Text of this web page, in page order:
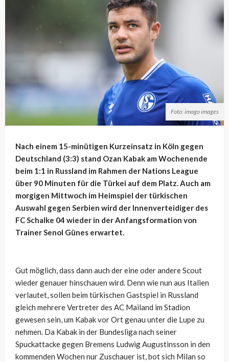
Foto: imago images
Nach einem 15-minütigen Kurzeinsatz in Köln gegen
Deutschland (3:3) stand Ozan Kabak am Wochenende
beim 1:1 in Russland im Rahmen der Nations League
über 90 Minuten für die Türkei auf dem Platz. Auch am
morgigen Mittwoch im Heimspiel der türkischen
Auswahl gegen Serbien wird der Innenverteidiger des
FC Schalke 04 wieder in der Anfangsformation von
Trainer Senol Günes erwartet.
Gut möglich, dass dann auch der eine oder andere Scout
wieder genauer hinschauen wird. Denn wie nun aus Italien
verlautet, sollen beim türkischen Gastspiel in Russland
gleich mehrere Vertreter des AC Mailand im Stadion
gewesen sein, um Kabak vor Ort genau unter die Lupe zu
nehmen. Da Kabak in der Bundesliga nach seiner
Spuckattacke gegen Bremens Ludwig Augustinsson in den
kommenden Wochen nur Zuschauer ist, bot sich Milan so